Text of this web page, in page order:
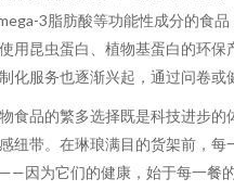
3脂肪酸等功能性成分的食
用昆虫蛋白、植物基蛋白的环
化服务也逐渐兴起，通过问卷或
食品的繁多选择既是科技进步
纽带。在琳琅满目的货架前，
因为它们的健康，始于每一餐的